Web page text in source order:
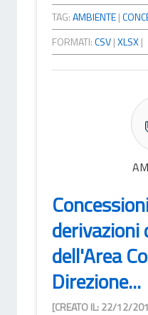
TAG:AMBIENTE|
FORMATI:CSV|XLSX|
derivazioni
dell'Area
Direzione...
[CREATO IL: 22/12/